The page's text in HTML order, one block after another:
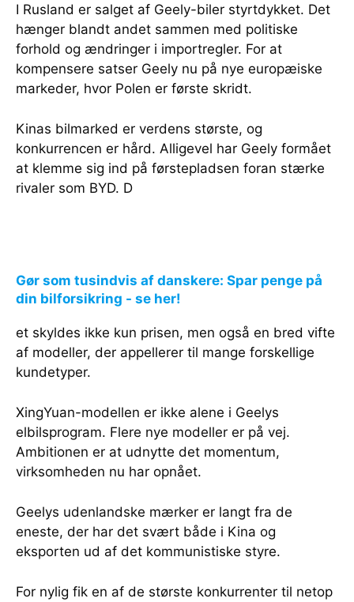
I Rusland er salget af Geely-biler styrtdykket. Det
hænger blandt andet sammen med politiske
forhold og ændringer i importregler. For at
kompensere satser Geely nu på nye europæiske
markeder, hvor Polen er første skridt.
Kinas bilmarked er verdens største, og
konkurrencen er hård. Alligevel har Geely formået
at klemme sig ind på førstepladsen foran stærke
rivaler som BYD. D
Gør som tusindvis af danskere: Spar penge på
din bilforsikring - se her!
et skyldes ikke kun prisen, men også en bred vifte
af modeller, der appellerer til mange forskellige
kundetyper.
XingYuan-modellen er ikke alene i Geelys
elbilsprogram. Flere nye modeller er på vej.
Ambitionen er at udnytte det momentum,
virksomheden nu har opnået.
Geelys udenlandske mærker er langt fra de
eneste, der har det svært både i Kina og
eksporten ud af det kommunistiske styre.
For nylig fik en af de største konkurrenter til netop